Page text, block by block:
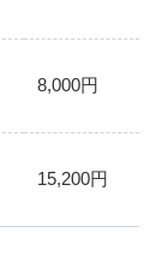
8,000円
15,200円